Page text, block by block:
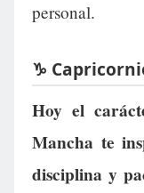
personal.
♑
Hoy el
Mancha te
disciplina y